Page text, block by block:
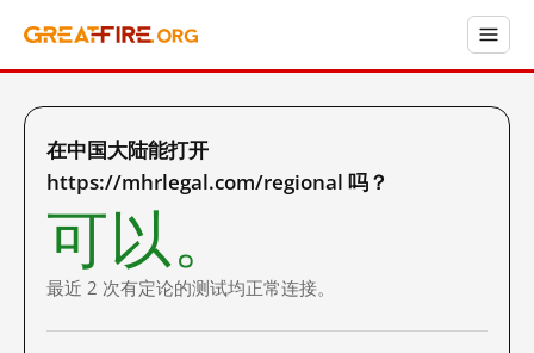
在中国大陆能打开
https://mhrlegal.com/regional 吗？
可以。
最近 2 次有定论的测试均正常连接。